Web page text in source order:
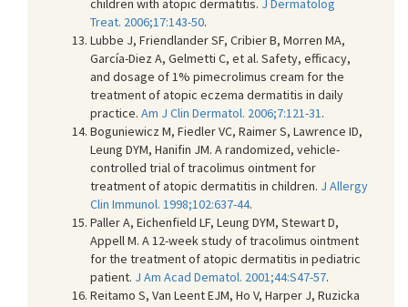
Treat. 2006;17:143-50.
Lubbe J, Friendlander SF, Cribier B, Morren MA,
García-Diez A, Gelmetti C, et al. Safety, efficacy,
and dosage of 1% pimecrolimus cream for the
treatment of atopic eczema dermatitis in daily
practice. Am J Clin Dermatol. 2006;7:121-31 .
Boguniewicz M, Fiedler VC, Raimer S, Lawrence ID,
Leung DYM, Hanifin JM. A randomized, vehicle-
controlled trial of tracolimus ointment for
treatment of atopic dermatitis in children. J Allergy
Clin Immunol. 1998;102:637-44.
Paller A, Eichenfield LF, Leung DYM, Stewart D,
Appell M. A 12-week study of tracolimus ointment
for the treatment of atopic dermatitis in pediatric
patient. J Am Acad Dematol. 2001;44:S47-57.
Reitamo S, Van Leent EJM, Ho V, Harper J, Ruzicka